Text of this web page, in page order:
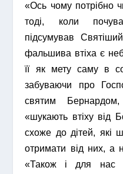
«Ось чому потрібно
тоді, коли
підсумував
фальшива втіха є
її як мету саму в
забуваючи про
святим
«шукають втіху від
схоже до дітей, які
отримати від них, а
«Також і для нас